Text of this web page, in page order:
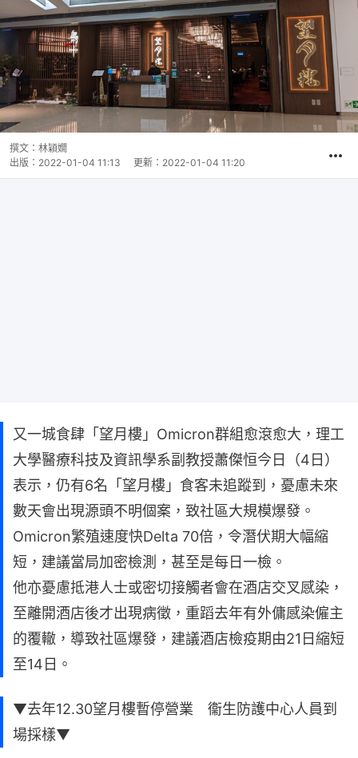
撰文： 林穎嫺
出版： 2022-01-04 11:13 更新： 2022-01-04 11:20
又一城食肆「望月樓」Omicron群組愈滾愈大，理工
大學醫療科技及資訊學系副教授蕭傑恒今日（4日）
表示，仍有6名「望月樓」食客未追蹤到，憂慮未來
數天會出現源頭不明個案，致社區大規模爆發。
Omicron繁殖速度快Delta 70倍，令潛伏期大幅縮
短，建議當局加密檢測，甚至是每日一檢。
他亦憂慮抵港人士或密切接觸者會在酒店交叉感染，
至離開酒店後才出現病徵，重蹈去年有外傭感染僱主
的覆轍，導致社區爆發，建議酒店檢疫期由21日縮短
至14日。
▼去年12.30望月樓暫停營業 衞生防護中心人員到
場採樣▼